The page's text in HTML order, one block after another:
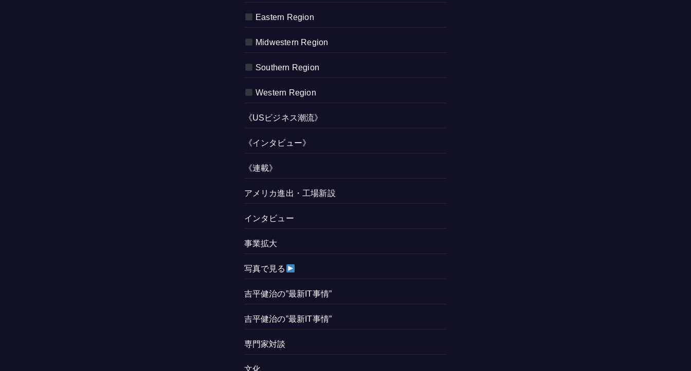
Eastern Region
Midwestern Region
Southern Region
Western Region
《USビジネス潮流》
《インタビュー》
《連載》
アメリカ進出・工場新設
インタビュー
事業拡大
写真で見る
吉平健治の”最新IT事情”
吉平健治の”最新IT事情”
専門家対談
文化